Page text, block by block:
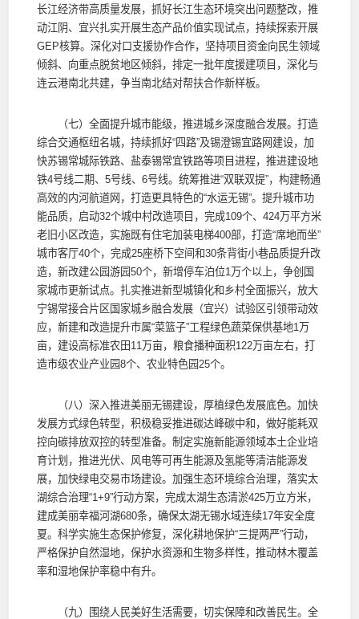
长江经济带高质量发展，抓好长江生态环境突出问题整改，推
动江阴、宜兴扎实开展生态产品价值实现试点，持续探索开展
GEP核算。深化对口支援协作合作，坚持项目资金向民生领域
倾斜、向重点脱贫地区倾斜，排定一批年度援建项目，深化与
连云港南北共建，争当南北结对帮扶合作新样板。
（七）全面提升城市能级，推进城乡深度融合发展。打造
综合交通枢纽名城，持续抓好“四路”及锡澄锡宜路网建设，加
快苏锡常城际铁路、盐泰锡常宜铁路等项目进程，推进建设地
铁4号线二期、5号线、6号线。统筹推进“双联双提”，构建畅通
高效的内河航道网，打造更具特色的“水运无锡”。提升城市功
能品质，启动32个城中村改造项目，完成109个、424万平方米
老旧小区改造，实施既有住宅加装电梯400部，打造“席地而坐”
城市客厅40个，完成25座桥下空间和30条背街小巷品质提升改
造，新改建公园游园50个，新增停车泊位1万个以上，争创国
家城市更新试点。扎实推进新型城镇化和乡村全面振兴，放大
宁锡常接合片区国家城乡融合发展（宜兴）试验区引领带动效
应，新建和改造提升市属“菜篮子”工程绿色蔬菜保供基地1万
亩，建设高标准农田11万亩，粮食播种面积122万亩左右，打
造市级农业产业园8个、农业特色园25个。
（八）深入推进美丽无锡建设，厚植绿色发展底色。加快
发展方式绿色转型，积极稳妥推进碳达峰碳中和，做好能耗双
控向碳排放双控的转型准备。制定实施新能源领域本土企业培
育计划，推进光伏、风电等可再生能源及氢能等清洁能源发
展，加快绿电交易市场建设。加强生态环境综合治理，落实太
湖综合治理“1+9”行动方案，完成太湖生态清淤425万立方米，
建成美丽幸福河湖680条，确保太湖无锡水域连续17年安全度
夏。科学实施生态保护修复，深化耕地保护“三提两严”行动，
严格保护自然湿地，保护水资源和生物多样性，推动林木覆盖
率和湿地保护率稳中有升。
（九）围绕人民美好生活需要，切实保障和改善民生。全